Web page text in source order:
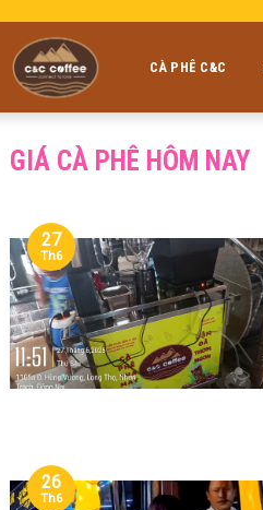
CÀ PHÊ C&C
GIÁ CÀ PHÊ HÔM NAY
27
Th6
26
Th6